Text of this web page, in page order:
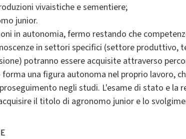
vivaistiche e sementiere;
junior.
in autonomia, fermo restando che
in settori specifici (settore produttivo,
potranno essere acquisite attraverso
una figura autonoma nel proprio lavoro,
negli studi. L'esame di stato e la
il titolo di agronomo junior e lo